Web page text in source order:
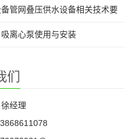
管网叠压供水设备相关技术要
离心泵使用与安装
们
经理